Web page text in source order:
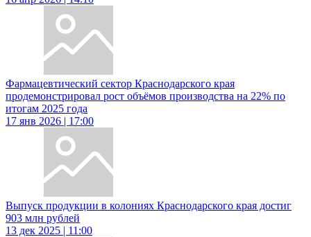
Фармацевтический сектор Краснодарского края
продемонстрировал рост объёмов производства на 22% по
итогам 2025 года
17 янв 2026 | 17:00
Выпуск продукции в колониях Краснодарского края достиг
903 млн рублей
13 дек 2025 | 11:00